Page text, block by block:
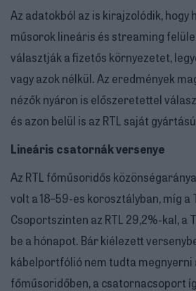
Az adatokból az is kirajzolódik, hogy
műsorok lineáris és streaming
választják a fizetős környezetet,
vagy azok nélkül. Az eredmények
nézők nyáron is előszeretettel
és azon belül is az RTL saját
Lineáris csatornák versenye
Az RTL főműsoridős
volt a 18–59-es korosztályban, míg a
Csoportszinten az RTL 29,2%-kal, a
be a hónapot. Bár kiélezett
kábelportfólió nem tudta megnyerni
főműsoridőben, a csatornacsoport